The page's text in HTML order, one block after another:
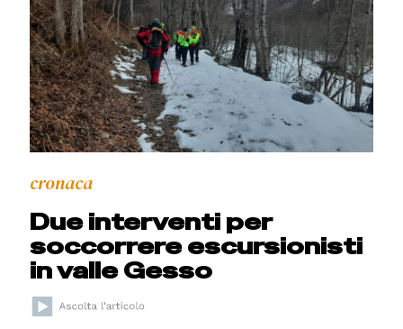
cronaca
Due interventi per
soccorrere escursionisti
in valle Gesso